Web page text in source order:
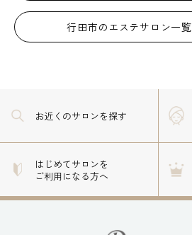
行田市のエステサロン一覧
お近くのサロンを探す
はじめてサロンを
ご利用になる方へ